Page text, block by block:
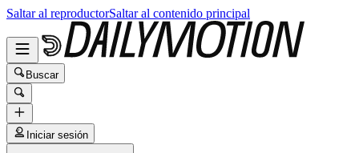
Saltar al reproductorSaltar al contenido principal
Buscar
Iniciar sesión